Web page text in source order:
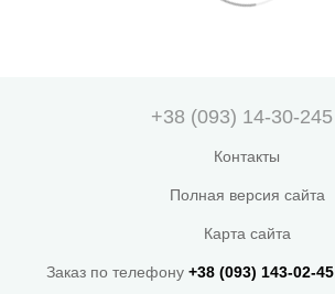
+38 (093) 14-30-245
Контакты
Полная версия сайта
Карта сайта
Заказ по телефону +38 (093) 143-02-45